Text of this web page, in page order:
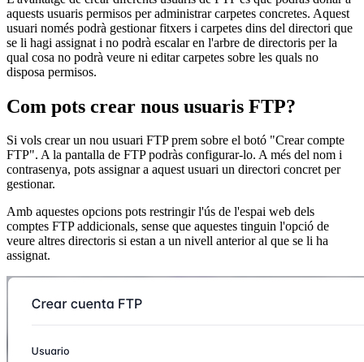
aquests usuaris permisos per administrar carpetes concretes. Aquest
usuari només podrà gestionar fitxers i carpetes dins del directori que
se li hagi assignat i no podrà escalar en l'arbre de directoris per la
qual cosa no podrà veure ni editar carpetes sobre les quals no
disposa permisos.
Com pots crear nous usuaris FTP?
Si vols crear un nou usuari FTP prem sobre el botó "Crear compte
FTP". A la pantalla de FTP podràs configurar-lo. A més del nom i
contrasenya, pots assignar a aquest usuari un directori concret per
gestionar.
Amb aquestes opcions pots restringir l'ús de l'espai web dels
comptes FTP addicionals, sense que aquestes tinguin l'opció de
veure altres directoris si estan a un nivell anterior al que se li ha
assignat.